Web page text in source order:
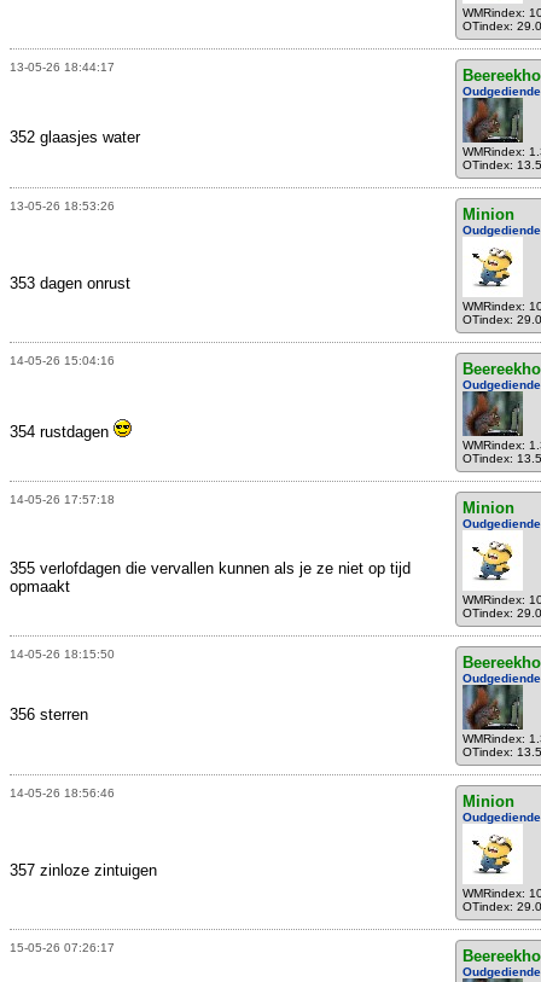
WMRindex:
OTindex:
13-05-26 18:44:17
Oudgediende
WMRindex:
OTindex:
352 glaasjes water
13-05-26 18:53:26 Minion
Oudgediende
WMRindex:
OTindex:
353 dagen onrust
14-05-26 15:04:16
Oudgediende
WMRindex:
OTindex:
354 rustdagen
14-05-26 17:57:18 Minion
Oudgediende
WMRindex:
OTindex:
355 verlofdagen die vervallen kunnen als je ze niet op tijd
opmaakt
14-05-26 18:15:50
Oudgediende
WMRindex:
OTindex:
356 sterren
14-05-26 18:56:46 Minion
Oudgediende
WMRindex:
OTindex:
357 zinloze zintuigen
15-05-26 07:26:17
Oudgediende